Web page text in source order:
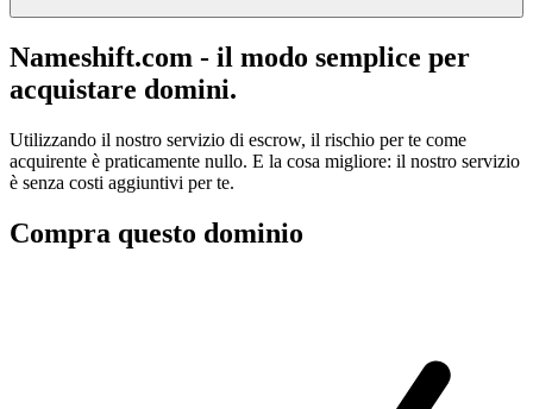
Nameshift.com - il modo semplice per
acquistare domini.
Utilizzando il nostro servizio di escrow, il rischio per te come
acquirente è praticamente nullo. E la cosa migliore: il nostro servizio
è senza costi aggiuntivi per te.
Compra questo dominio